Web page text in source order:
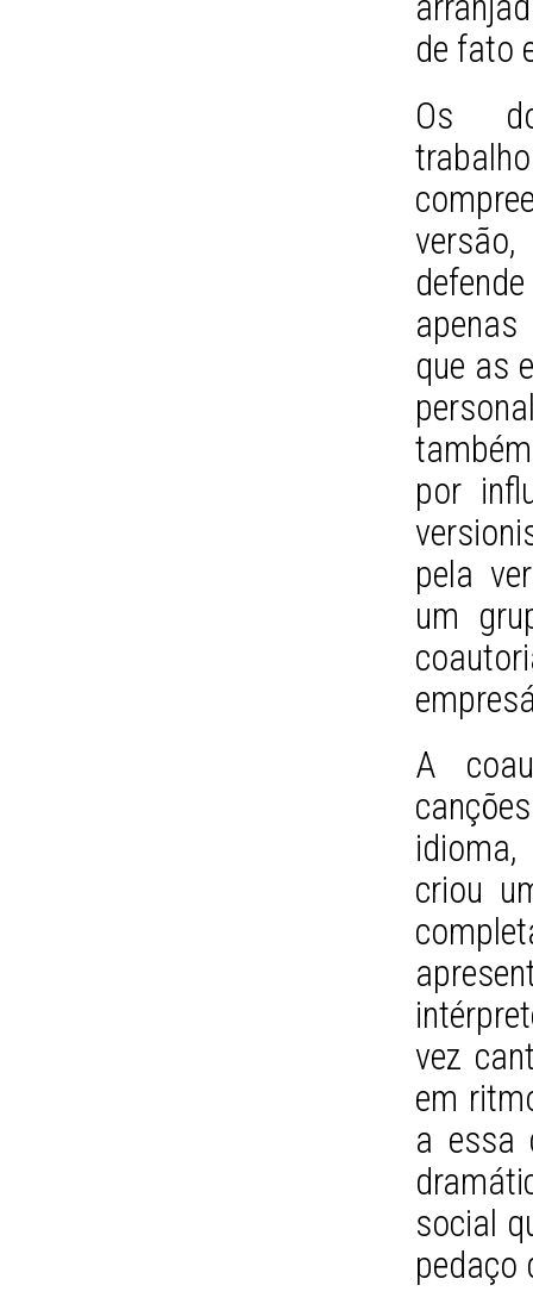
de fato
Os
que as
por
pela
um
A
criou
vez
em
a essa
social
pedaço